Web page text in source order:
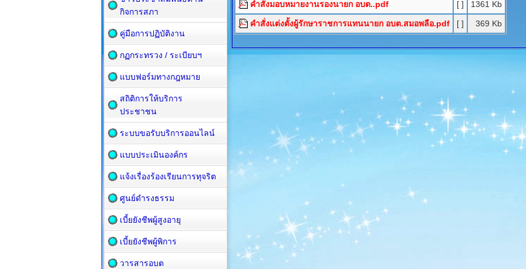
คำสั่งมอบหมายงานรองนายก อบต..pdf [ ] 1361 Kb
คำสั่งแต่งตั้งผู้รักษาราชการแทนนายก อบต.สมอพลือ.pdf [ ] 369 Kb
กิจการสภา
คู่มือการปฏิบัติงาน
กฏกระทรวง / ระเบียบฯ
แบบฟอร์มทางกฎหมาย
สถิติการให้บริการ
ประชาชน
ระบบขอรับบริการออนไลน์
แบบประเมินองค์กร
แจ้งเรื่องร้องเรียนการทุจริต
ศูนย์ดำรงธรรม
เบี้ยยังชีพผู้สูงอายุ
เบี้ยยังชีพผู้พิการ
วารสารอบต